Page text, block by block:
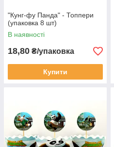
"Кунг-фу Панда" - Топпери
(упаковка 8 шт)
В наявності
18,80 ₴/упаковка
Купити